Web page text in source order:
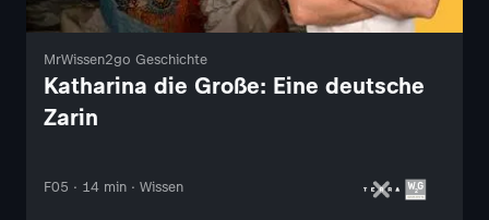
MrWissen2go Geschichte
Katharina die Große: Eine deutsche
Zarin
F05 · 14 min · Wissen